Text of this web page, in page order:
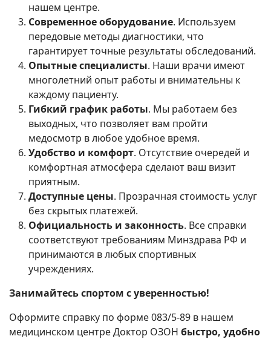
нашем центре.
Современное оборудование. Используем
передовые методы диагностики, что
гарантирует точные результаты обследований.
Опытные специалисты. Наши врачи имеют
многолетний опыт работы и внимательны к
каждому пациенту.
Гибкий график работы. Мы работаем без
выходных, что позволяет вам пройти
медосмотр в любое удобное время.
Удобство и комфорт. Отсутствие очередей и
комфортная атмосфера сделают ваш визит
приятным.
Доступные цены. Прозрачная стоимость услуг
без скрытых платежей.
Официальность и законность. Все справки
соответствуют требованиям Минздрава РФ и
принимаются в любых спортивных
учреждениях.
Занимайтесь спортом с уверенностью!
Оформите справку по форме 083/5-89 в нашем
медицинском центре Доктор ОЗОН быстро, удобно